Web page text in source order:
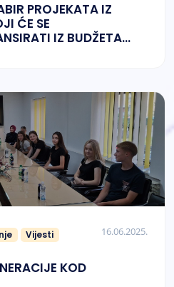
PROJEKATA IZ
ĆE SE
IZ BUDŽETA
Vijesti 16.06.2025.
KOD